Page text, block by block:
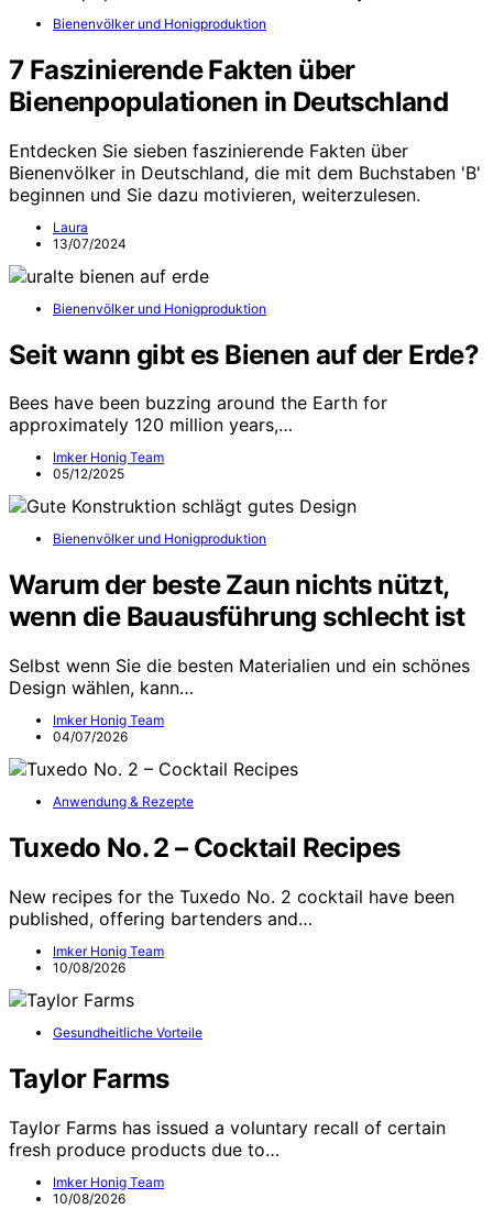
Bienenvölker und Honigproduktion
7 Faszinierende Fakten über
Bienenpopulationen in Deutschland
Entdecken Sie sieben faszinierende Fakten über
Bienenvölker in Deutschland, die mit dem Buchstaben 'B'
beginnen und Sie dazu motivieren, weiterzulesen.
Laura
13/07/2024
Bienenvölker und Honigproduktion
Seit wann gibt es Bienen auf der Erde?
Bees have been buzzing around the Earth for
approximately 120 million years,…
Imker Honig Team
05/12/2025
Bienenvölker und Honigproduktion
Warum der beste Zaun nichts nützt,
wenn die Bauausführung schlecht ist
Selbst wenn Sie die besten Materialien und ein schönes
Design wählen, kann…
Imker Honig Team
04/07/2026
Anwendung & Rezepte
Tuxedo No. 2 – Cocktail Recipes
New recipes for the Tuxedo No. 2 cocktail have been
published, offering bartenders and…
Imker Honig Team
10/08/2026
Gesundheitliche Vorteile
Taylor Farms
Taylor Farms has issued a voluntary recall of certain
fresh produce products due to…
Imker Honig Team
10/08/2026